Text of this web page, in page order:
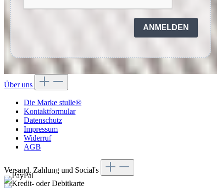
ANMELDEN
Über uns
Die Marke stulle®
Kontaktformular
Datenschutz
Impressum
Widerruf
AGB
Versand, Zahlung und Social's